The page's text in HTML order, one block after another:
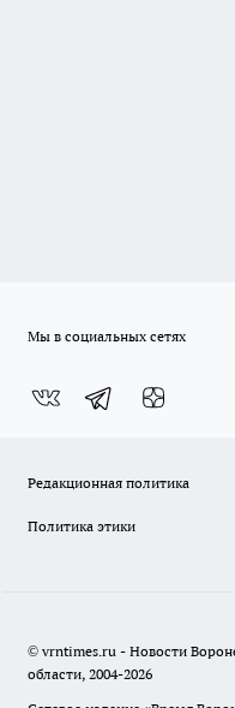
Мы в социальных сетях
Редакционная политика
Политика этики
© vrntimes.ru - Новости
области, 2004-2026